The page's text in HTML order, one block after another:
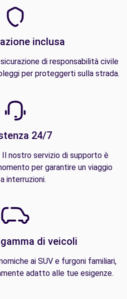
inclusa
di responsabilità civile
per proteggerti sulla strada.
24/7
nostro servizio di supporto è
per garantire un viaggio
interruzioni.
di veicoli
ai SUV e furgoni familiari,
adatto alle tue esigenze.